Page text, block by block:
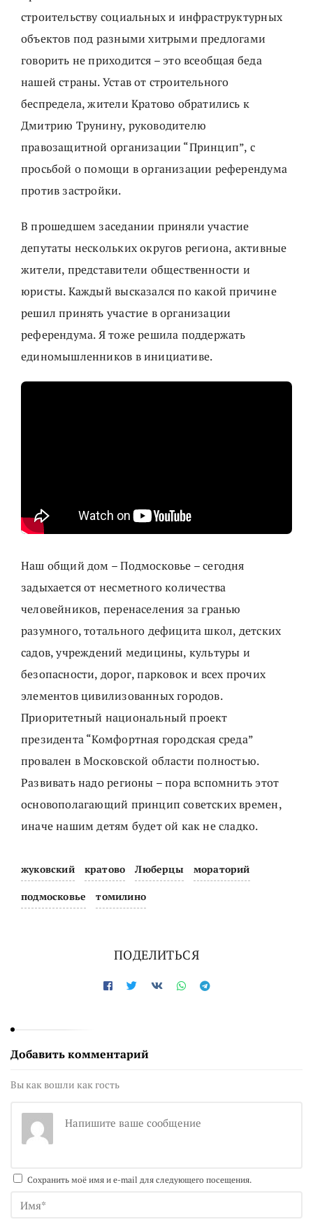
строительству социальных и инфраструктурных
объектов под разными хитрыми предлогами
говорить не приходится – это всеобщая беда
нашей страны. Устав от строительного
беспредела, жители Кратово обратились к
Дмитрию Трунину, руководителю
правозащитной организации “Принцип”, с
просьбой о помощи в организации референдума
против застройки.
В прошедшем заседании приняли участие
депутаты нескольких округов региона, активные
жители, представители общественности и
юристы. Каждый высказался по какой причине
решил принять участие в организации
референдума. Я тоже решила поддержать
единомышленников в инициативе.
Наш общий дом – Подмосковье – сегодня
задыхается от несметного количества
человейников, перенаселения за гранью
разумного, тотального дефицита школ, детских
садов, учреждений медицины, культуры и
безопасности, дорог, парковок и всех прочих
элементов цивилизованных городов.
Приоритетный национальный проект
президента “Комфортная городская среда”
провален в Московской области полностью.
Развивать надо регионы – пора вспомнить этот
основополагающий принцип советских времен,
иначе нашим детям будет ой как не сладко.
жуковский кратово Люберцы мораторий
подмосковье томилино
ПОДЕЛИТЬСЯ
Добавить комментарий
Вы как вошли как гость
Сохранить моё имя и e-mail для следующего посещения.